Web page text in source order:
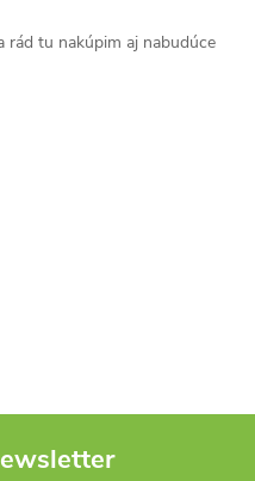
tu nakúpim aj nabudúce